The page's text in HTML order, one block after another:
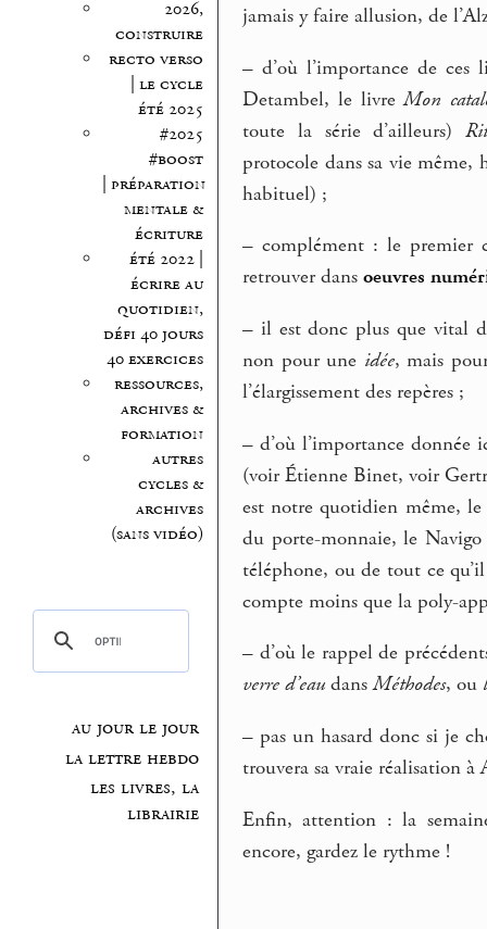
2026,
construire
recto verso
| le cycle
été 2025
#2025
#boost
| préparation
mentale &
écriture
été 2022 |
écrire au
quotidien,
défi 40 jours
40 exercices
ressources,
archives &
formation
autres
cycles &
archives
(sans vidéo)
au jour le jour
la lettre hebdo
les livres, la
librairie
jamais y faire allusion, de
– d’où l’importance de
Detambel, le livreMon
toute la série d’ailleurs)
protocole dans sa vie même,
habituel) ;
– complément : le premier
retrouver dansoeuvres
– il est donc plus que vital
non pour une idée, mais
l’élargissement des repères ;
– d’où l’importance
(voir Étienne Binet, voir
est notre quotidien même,
du porte-monnaie, le
téléphone, ou de tout ce
compte moins que la poly-
– d’où le rappel de
verre d’eaudansMéthodes, ou
– pas un hasard donc si je
trouvera sa vraie réalisation
Enfin, attention : la
encore, gardez le rythme !